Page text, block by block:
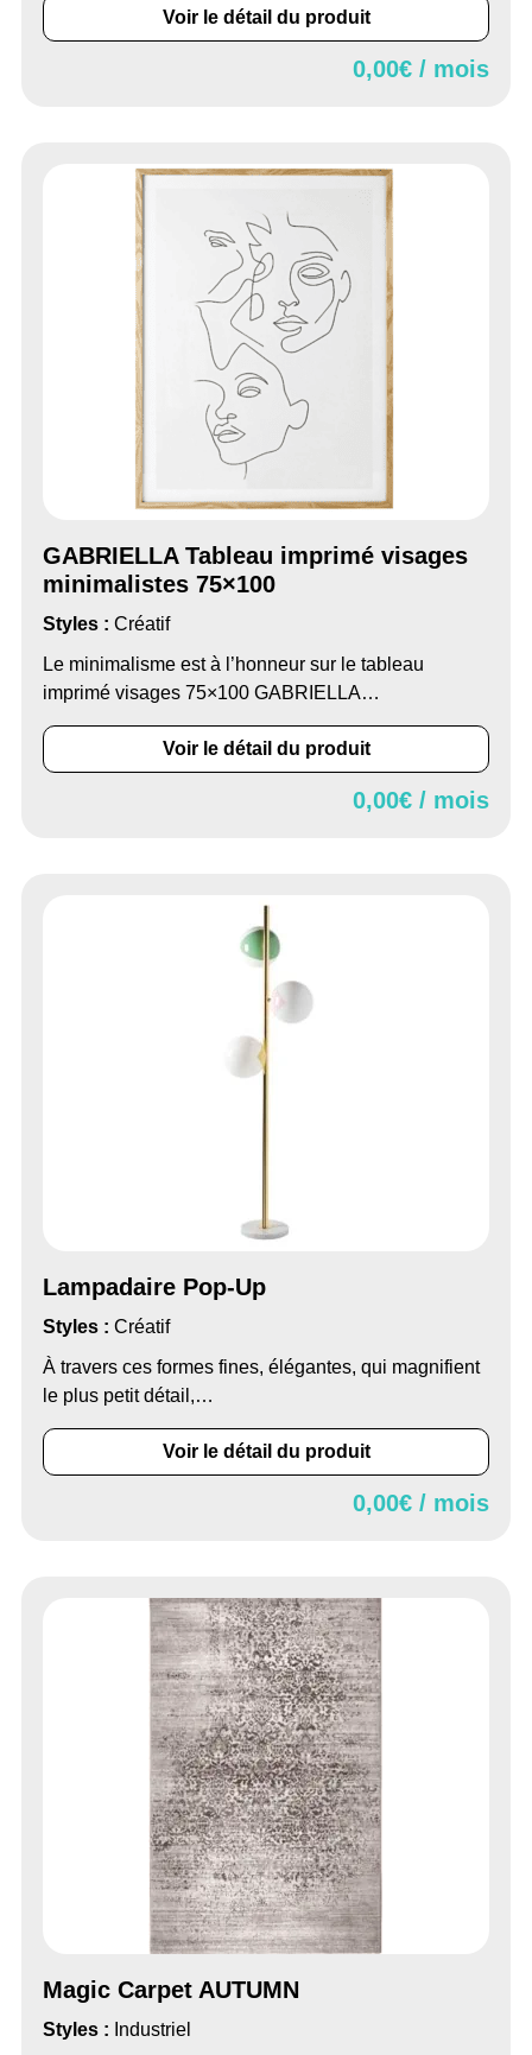
0,00€ / mois
Voir le détail du produit
GABRIELLA Tableau imprimé visages
minimalistes 75×100
Styles : Créatif
Le minimalisme est à l’honneur sur le tableau
imprimé visages 75×100 GABRIELLA…
0,00€ / mois
Voir le détail du produit
Lampadaire Pop-Up
Styles : Créatif
À travers ces formes fines, élégantes, qui magnifient
le plus petit détail,…
0,00€ / mois
Voir le détail du produit
Magic Carpet AUTUMN
Styles : Industriel